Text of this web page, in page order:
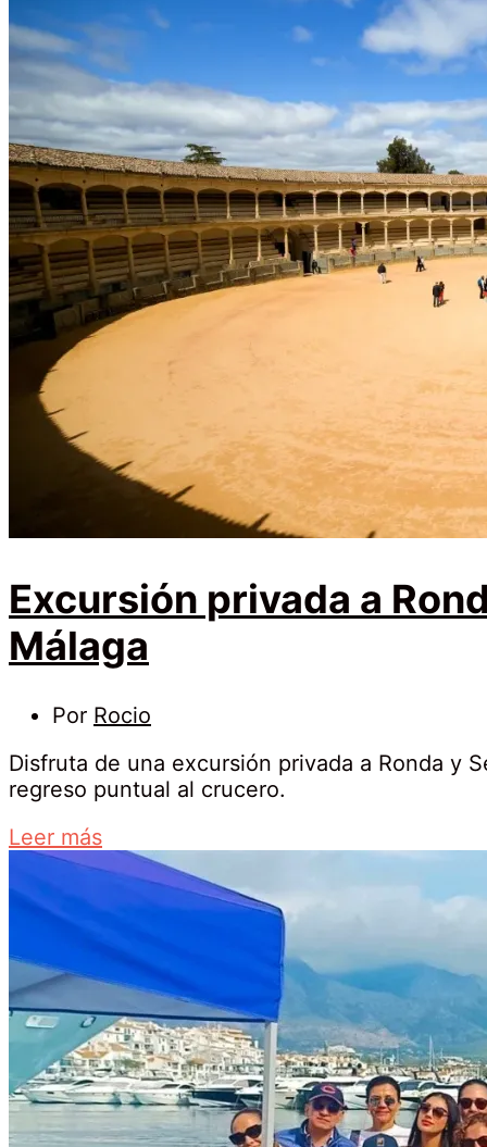
Excursión privada a
Málaga
29
2026
Por Rocio
Excursión
privada
a
Ronda
y
a
Setenil
de
Disfruta de una excursión privada a Ronda y
regreso puntual al crucero.
Leer másabout
an
interesting
article
to
read